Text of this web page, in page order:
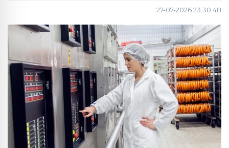
27-07-2026 23:30:48